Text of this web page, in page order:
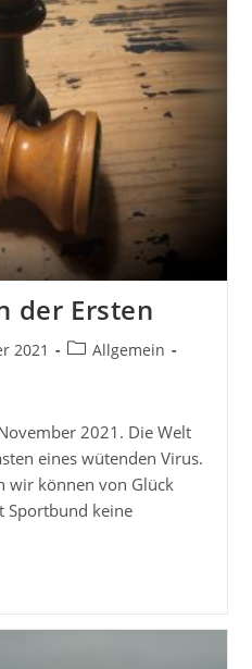
der Ersten
2021
Beitrags-
Allgemein
2021. Die Welt
eines wütenden Virus.
wir können von Glück
Sportbund keine